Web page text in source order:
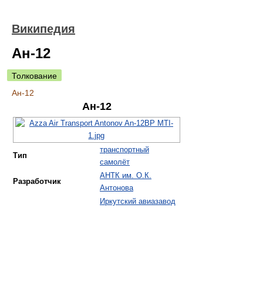
Википедия
Ан-12
Толкование
Ан-12
Ан-12
Тип
транспортный
самолёт
Разработчик
АНТК им. О.К.
Антонова
Иркутский авиазавод